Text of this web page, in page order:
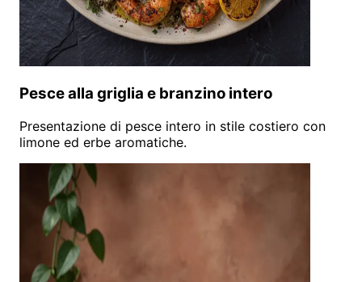
Pesce alla griglia e branzino intero
Presentazione di pesce intero in stile costiero con
limone ed erbe aromatiche.